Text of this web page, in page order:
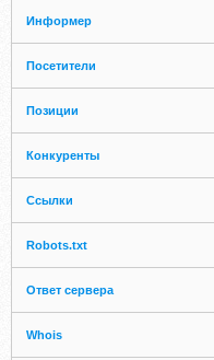
Информер
Посетители
Позиции
Конкуренты
Ссылки
Robots.txt
Ответ сервера
Whois